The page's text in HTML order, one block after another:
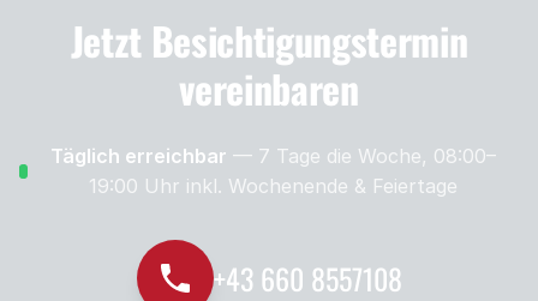
Jetzt Besichtigungs­termin
vereinbaren
Täglich erreichbar — 7 Tage die Woche, 08:00–
19:00 Uhr inkl. Wochenende & Feiertage
+43 660 8557108